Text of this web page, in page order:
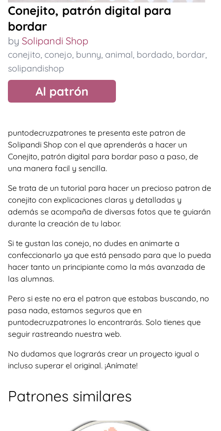
Conejito, patrón digital para
bordar
by Solipandi Shop
conejito, conejo, bunny, animal, bordado, bordar,
solipandishop
Al patrón
puntodecruzpatrones te presenta este patron de
Solipandi Shop con el que aprenderás a hacer un
Conejito, patrón digital para bordar paso a paso, de
una manera facil y sencilla.
Se trata de un tutorial para hacer un precioso patron de
conejito con explicaciones claras y detalladas y
además se acompaña de diversas fotos que te guiarán
durante la creación de tu labor.
Si te gustan las conejo, no dudes en animarte a
confeccionarlo ya que está pensado para que lo pueda
hacer tanto un principiante como la más avanzada de
las alumnas.
Pero si este no era el patron que estabas buscando, no
pasa nada, estamos seguros que en
puntodecruzpatrones lo encontrarás. Solo tienes que
seguir rastreando nuestra web.
No dudamos que lograrás crear un proyecto igual o
incluso superar el original. ¡Anímate!
Patrones similares